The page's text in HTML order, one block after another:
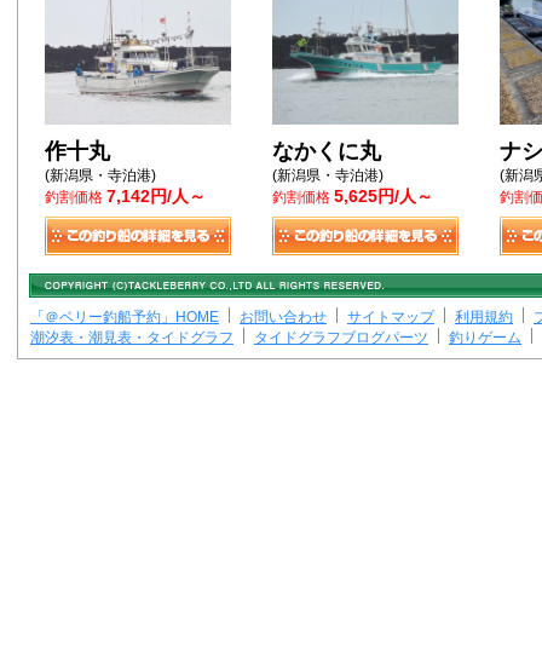
作十丸
(新潟県・寺泊港)
釣割価格 7,142円/人～
なかくに丸
(新潟県・寺泊港)
釣割価格 5,625円/人～
ナ
(新潟
釣割
「＠ベリー釣船予約」HOME お問い合わせ サイトマップ 利用規約
潮汐表・潮見表・タイドグラフ
タイドグラフブログパーツ 釣りゲーム